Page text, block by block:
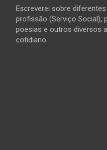
Escreverei sobre
profissão (Serviço Social),
poesias e outros diversos
cotidiano.